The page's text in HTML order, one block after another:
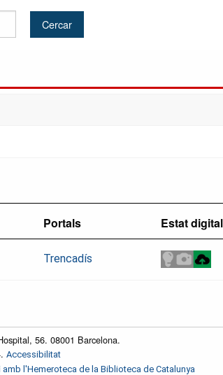
Portals Estat
Trencadís
56. 08001 Barcelona.
Accessibilitat
l'Hemeroteca de la Biblioteca de Catalunya